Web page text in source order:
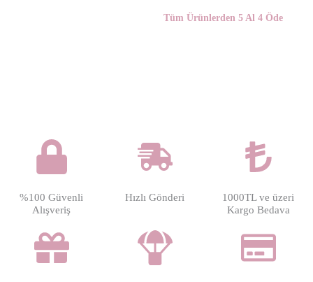
5.00
Tüm Ürünlerden 5 Al 4 Öde
%100 Güvenli
Alışveriş
Hızlı Gönderi
1000TL ve üzeri
Kargo Bedava